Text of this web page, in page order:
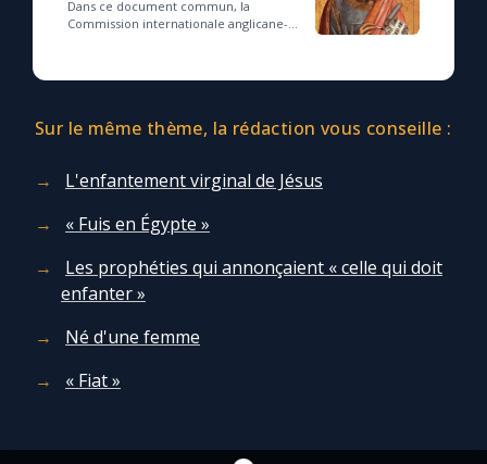
œcuménique
Dans ce document commun, la
Commission internationale anglicane-
Sur le même thème, la rédaction vous conseille :
L'enfantement virginal de Jésus
« Fuis en Égypte »
Les prophéties qui annonçaient « celle qui doit
enfanter »
Né d'une femme
« Fiat »